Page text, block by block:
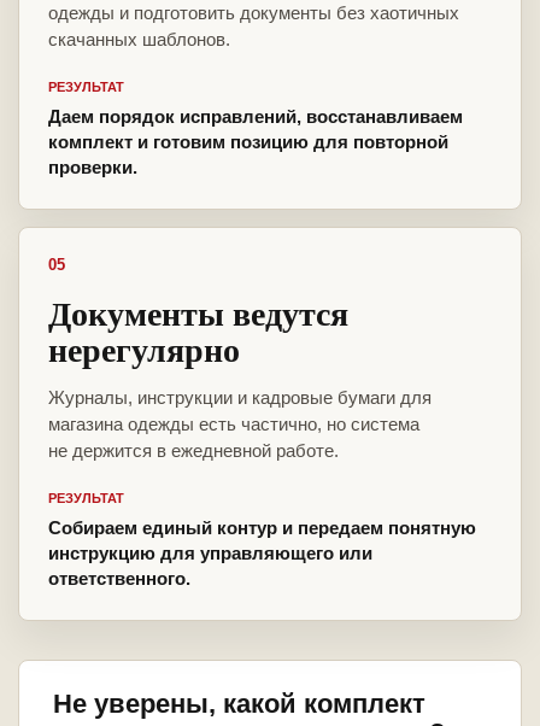
одежды и подготовить документы без хаотичных
скачанных шаблонов.
РЕЗУЛЬТАТ
Даем порядок исправлений, восстанавливаем
комплект и готовим позицию для повторной
проверки.
05
Документы ведутся
нерегулярно
Журналы, инструкции и кадровые бумаги для
магазина одежды есть частично, но система
не держится в ежедневной работе.
РЕЗУЛЬТАТ
Собираем единый контур и передаем понятную
инструкцию для управляющего или
ответственного.
Не уверены, какой комплект